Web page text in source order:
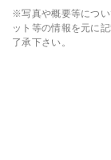
※写真や概要等につ
ット等の情報を元に
了承下さい。